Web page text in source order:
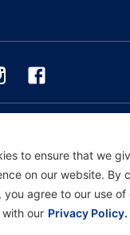
는 Medicare 및 Oregon
집니다.
to ensure that we
on our website. By
you agree to our use of
our Privacy Policy.